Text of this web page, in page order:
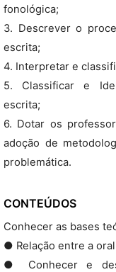
fonológica;
3. Descrever o
escrita;
4. Interpretar e
5. Classificar e
escrita;
6. Dotar os
adoção de
problemática.
CONTEÚDOS
Conhecer as bases
● Relação entre a
● Conhecer e